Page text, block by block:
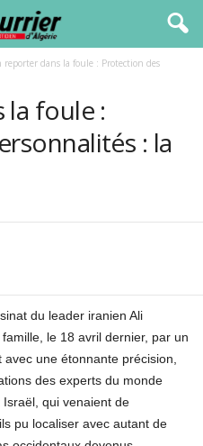
reporter dans la foule : Protection des
la foule :
: la
du leader iranien Ali
le 18 avril dernier, par un
une étonnante précision,
des experts du monde
qui venaient de
pu localiser avec autant de